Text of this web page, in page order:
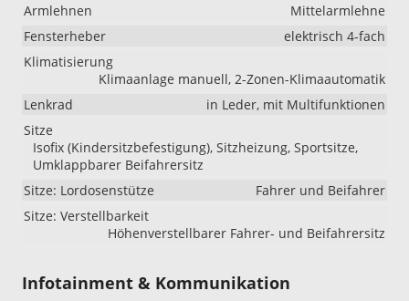
Armlehnen
Mittelarmlehne
Fensterheber
elektrisch 4-fach
Klimatisierung
Klimaanlage manuell, 2-Zonen-Klimaautomatik
Lenkrad
in Leder, mit Multifunktionen
Sitze
Isofix (Kindersitzbefestigung), Sitzheizung, Sportsitze,
Umklappbarer Beifahrersitz
Sitze: Lordosenstütze
Fahrer und Beifahrer
Sitze: Verstellbarkeit
Höhenverstellbarer Fahrer- und Beifahrersitz
Infotainment & Kommunikation